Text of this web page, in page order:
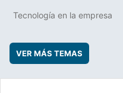
Tecnología en la empresa
VER MÁS TEMAS